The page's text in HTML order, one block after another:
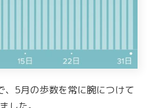
、5月の歩数を常に腕につけて